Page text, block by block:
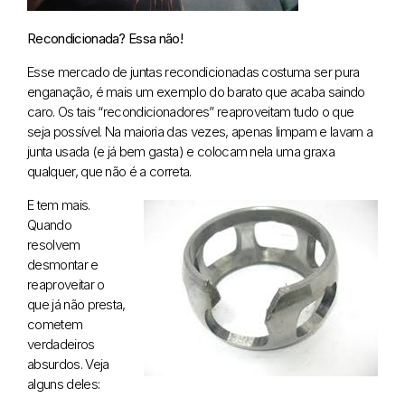
Recondicionada? Essa não!
Esse mercado de juntas recondicionadas costuma ser pura
enganação, é mais um exemplo do barato que acaba saindo
caro. Os tais “recondicionadores” reaproveitam tudo o que
seja possível. Na maioria das vezes, apenas limpam e lavam a
junta usada (e já bem gasta) e colocam nela uma graxa
qualquer, que não é a correta.
E tem mais.
Quando
resolvem
desmontar e
reaproveitar o
que já não presta,
cometem
verdadeiros
absurdos. Veja
alguns deles: